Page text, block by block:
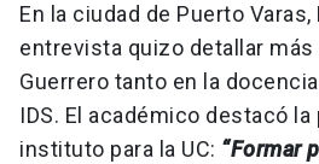
En la ciudad de Puerto Varas,
entrevista quizo detallar más
Guerrero tanto en la
IDS. El académico destacó
instituto para la UC: “Formar